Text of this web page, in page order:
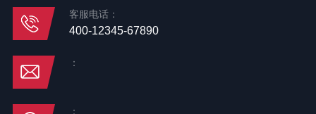
客服电话：
400-12345-67890
：
：